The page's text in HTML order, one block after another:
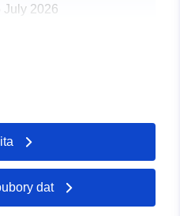
July 2026
], [ 13.079, 52.6877 ] ]
Polygon
registry.gdi-
id/de.be.csw/15f1a0b2-
dat